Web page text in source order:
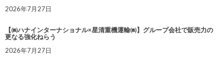
2026年7月27日
【㈱ハナインターナショナル×星清重機運輸㈱】グループ会社で販売力の
更なる強化ねらう
2026年7月27日